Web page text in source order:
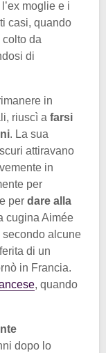
moglie e i
casi, quando
da
di
in
riuscì a farsi
. La sua
attiravano
in
per
per dare alla
cugina Aimée
secondo alcune
di un
in Francia.
, quando
dopo lo